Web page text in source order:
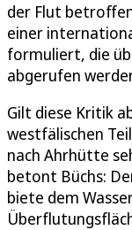
der Flut
einer
formuliert, die
abgerufen
Gilt diese Kritik
westfälischen
nach Ahrhütte
betont Büchs:
biete dem